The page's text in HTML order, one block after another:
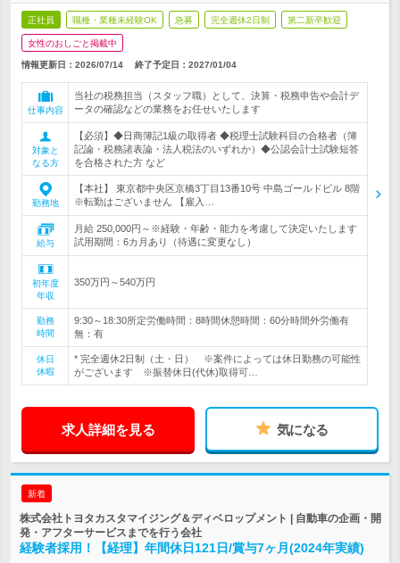
正社員 職種・業種未経験OK 急募 完全週休2日制 第二新卒歓迎
女性のおしごと掲載中
情報更新日：2026/07/14 終了予定日： 2027/01/04
仕事内容
当社の税務担当（スタッフ職）として、決算・税務申告や会計デ
ータの確認などの業務をお任せいたします
対象と
なる方
【必須】◆日商簿記1級の取得者 ◆税理士試験科目の合格者（簿
記論・税務諸表論・法人税法のいずれか）◆公認会計士試験短答
を合格された方 など
勤務地
【本社】 東京都中央区京橋3丁目13番10号 中島ゴールドビル 8階
※転勤はございません 【雇入…
給与
月給 250,000円～※経験・年齢・能力を考慮して決定いたします
試用期間：6カ月あり（待遇に変更なし）
初年度
年収
350万円～540万円
勤務
時間
9:30～18:30所定労働時間：8時間休憩時間：60分時間外労働有
無：有
休日
休暇
* 完全週休2日制（土・日） ※案件によっては休日勤務の可能性
がございます ※振替休日(代休)取得可…
求人詳細を見る 気になる
新着
株式会社トヨタカスタマイジング＆ディベロップメント | 自動車の企画・開
発・アフターサービスまでを行う会社
経験者採用！【経理】年間休日121日/賞与7ヶ月(2024年実績)